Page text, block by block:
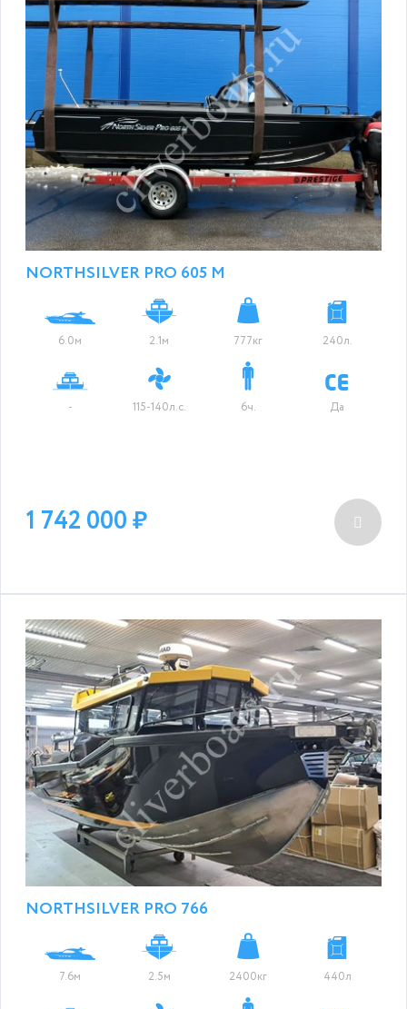
NORTHSILVER PRO 605 M
6.0м 2.1м 777кг 240л.
- 115-140л.с. 6ч. Да
1 742 000
NORTHSILVER PRO 766
7.6м 2.5м 2400кг 440л